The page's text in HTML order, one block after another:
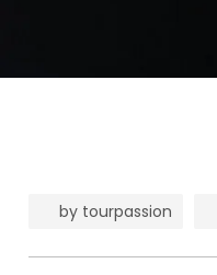
by tourpassion